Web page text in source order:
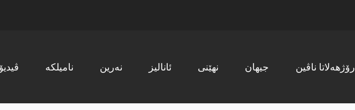
ڤیدیۆ نامیلکە نەرین ئانالیز نھێنی جیھان رۆژھەلاتا ناڤین